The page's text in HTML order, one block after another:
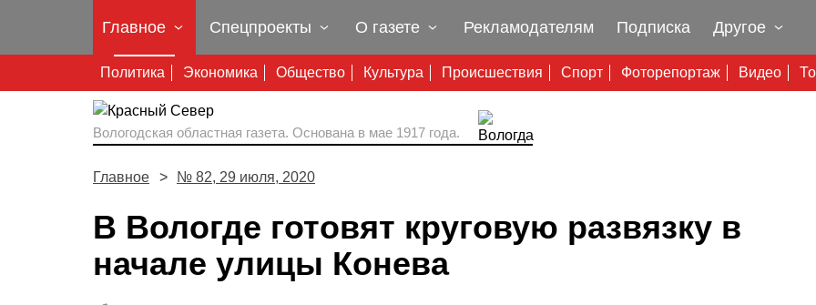
Главное
Политика Экономика Общество Культура Происшествия Спорт Фоторепортаж Видео
Спецпроекты О газете Рекламодателям Подписка Другое
Вологодская областная газета. Основана в мае 1917 года.
Главное № 82, 29 июля, 2020
В Вологде готовят круговую развязку в
начале улицы Конева